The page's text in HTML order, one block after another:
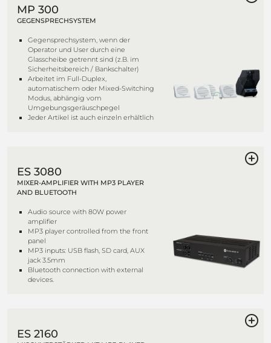
MP 300
GEGENSPRECHSYSTEM
Gegensprechsystem, wenn der
Operator und User durch eine
Glasscheibe getrennt sind (z.B. im
Sicherheitsbereich / Bankschalter)
Arbeitet im Full-Duplex,
automatischem oder Mixed-Switching
Modus, abhängig vom
Umgebungsgeräuschpegel
Jeder Artikel ist auch einzeln erhältlich
ES 3080
MIXER-AMPLIFIER WITH MP3 PLAYER
AND BLUETOOTH
Audio source with 80W power
amplifier
MP3 player controlled from the front
panel
MP3 inputs: USB flash, SD card, AUX
jack 3.5mm
Bluetooth connection with external
devices.
ES 2160